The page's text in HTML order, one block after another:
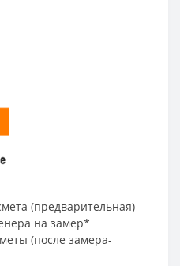
(предварительная)
на замер*
(после замера-